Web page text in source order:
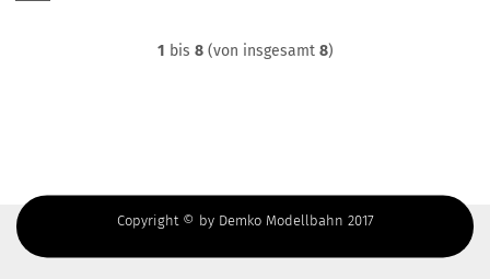
1 bis 8(von insgesamt 8)
Copyright © by Demko Modellbahn 2017